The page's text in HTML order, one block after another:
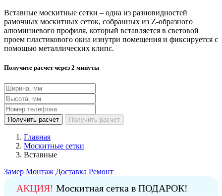
Вставные москитные сетки – одна из разновидностей
рамочных москитных сеток, собранных из Z-образного
алюминиевого профиля, который вставляется в световой
проем пластикового окна изнутри помещения и фиксируется с
помощью металлических клипс.
Получите расчет через 2 минуты
Получить расчет Получить расчет
Главная
Москитные сетки
Вставные
Замер Монтаж Доставка Ремонт
АКЦИЯ! Москитная сетка в ПОДАРОК!